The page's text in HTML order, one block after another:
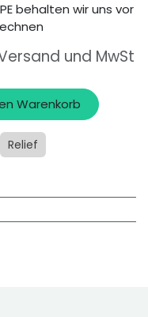
behalten wir uns vor
und MwSt
Warenkorb
Relief